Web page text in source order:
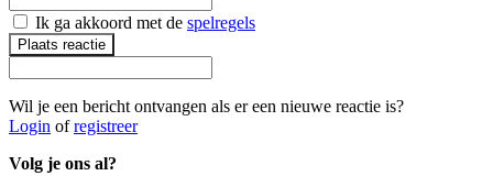
Ik ga akkoord met de spelregels
Plaats reactie
Wil je een bericht ontvangen als er een nieuwe reactie is?
Login ofregistreer
Volg je ons al?